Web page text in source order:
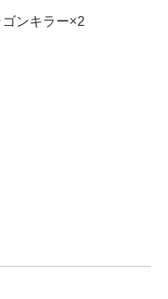
ンキラー×2